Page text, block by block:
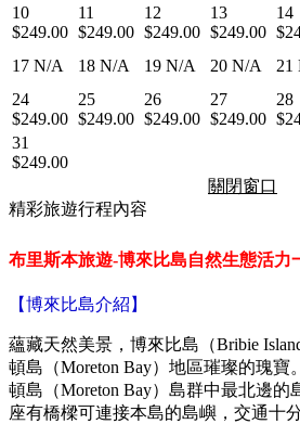
10
$249.00
11
$249.00
12
$249.00
13
$249.00
14
17 N/A 18 N/A 19 N/A 20 N/A 21
24
$249.00
25
$249.00
26
$249.00
27
$249.00
28
31
$249.00
關閉窗口
精彩旅遊行程內容
布里斯本旅遊-博來比島自然生態活力
【博來比島介紹 】
蘊藏天然美景，博來比島（Bribie
頓島（Moreton Bay）地區璀璨的瑰寶。
頓島（Moreton Bay）島群中最北邊的
座有橋樑可連接本島的島嶼，交通十分